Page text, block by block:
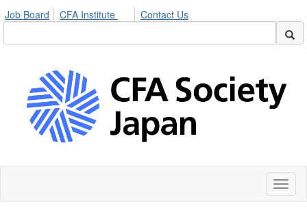
Job Board CFA Institute Contact Us